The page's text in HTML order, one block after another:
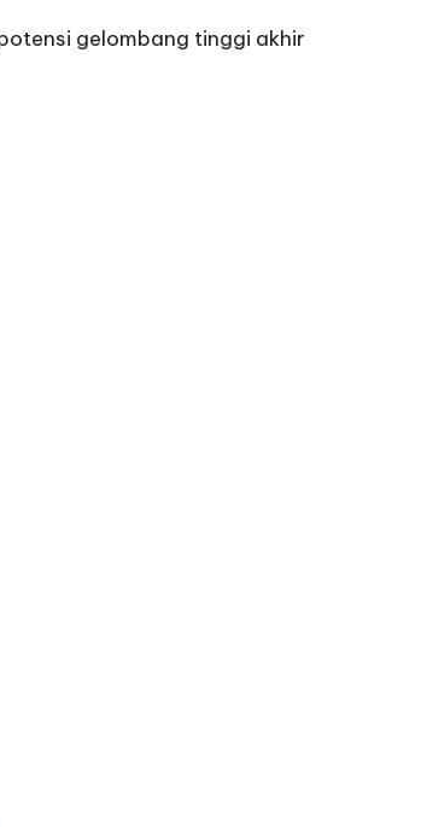
gelombang tinggi akhir